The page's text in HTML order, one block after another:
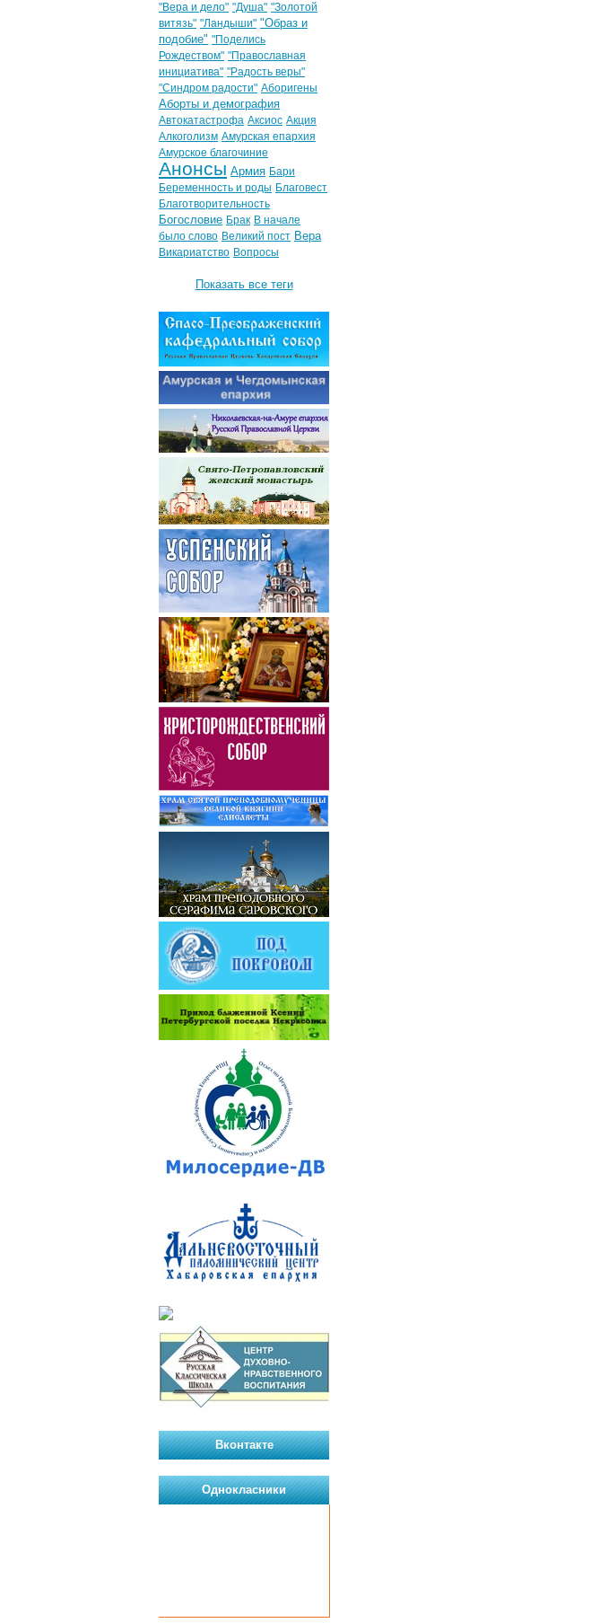
"Вера и дело" "Душа" "Золотой
витязь" "Ландыши" "Образ и
подобие" "Поделись
Рождеством" "Православная
инициатива" "Радость веры"
"Синдром радости" Аборигены
Аборты и демография
Автокатастрофа Аксиос Акция
Алкоголизм Амурская епархия
Амурское благочиние
Анонсы Армия Бари
Беременность и роды Благовест
Благотворительность
Богословие Брак В начале
было слово Великий пост Вера
Викариатство Вопросы
Показать все теги
Вконтакте
Однокласники